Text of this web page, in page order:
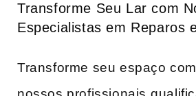
Transforme‌ Seu Lar com
Especialistas em Reparos
Transforme seu espaço